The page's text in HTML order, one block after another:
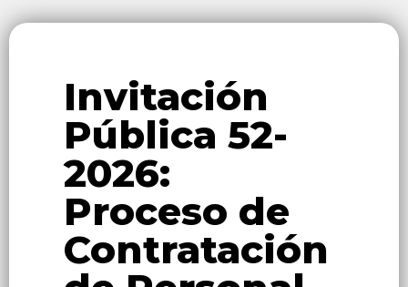
Invitación
Pública 52-
2026:
Proceso de
Contratación